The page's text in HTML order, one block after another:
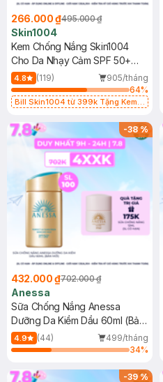
266.000 ₫495.000 ₫
Skin1004
Kem Chống Nắng Skin1004
Cho Da Nhạy Cảm SPF 50+
50ml
4.8 (119)
905/tháng
64%
Bill Skin1004 từ 399k Tặng Kem
SPF 50+ 20ml (SL Có Hạn)
-38%
432.000 ₫702.000 ₫
Anessa
Sữa Chống Nắng Anessa
Dưỡng Da Kiềm Dầu 60ml (Bản
Mới)
4.9 (44)
499/tháng
34%
-39%